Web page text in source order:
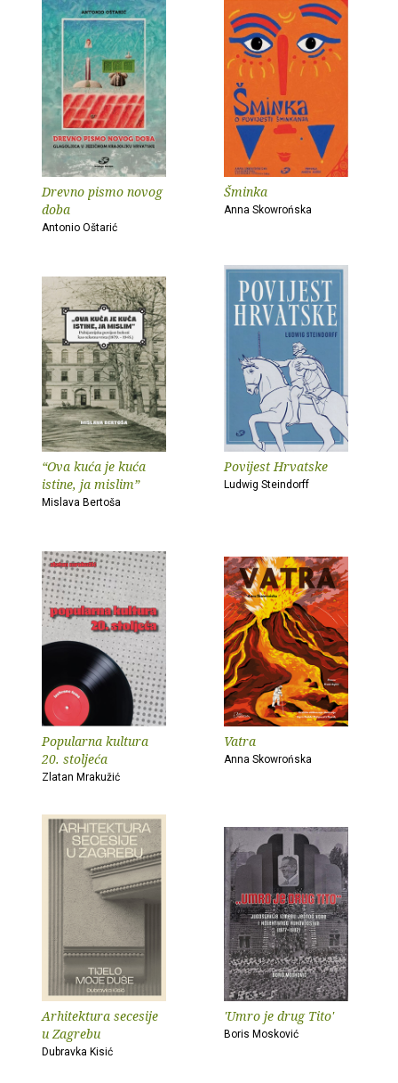
Drevno pismo novog
doba
Antonio Oštarić
Šminka
Anna Skowrońska
“Ova kuća je kuća
istine, ja mislim”
Mislava Bertoša
Povijest Hrvatske
Ludwig Steindorff
Popularna kultura
20. stoljeća
Zlatan Mrakužić
Vatra
Anna Skowrońska
Arhitektura secesije
u Zagrebu
Dubravka Kisić
'Umro je drug Tito'
Boris Mosković